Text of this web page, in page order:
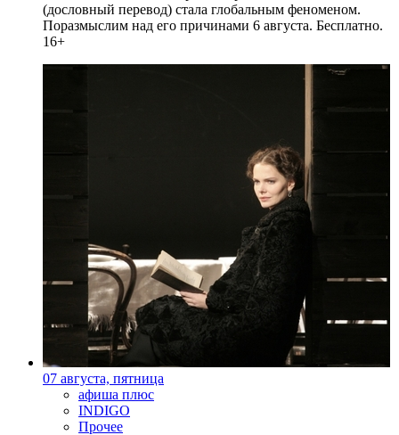
(дословный перевод) стала глобальным феноменом.
Поразмыслим над его причинами 6 августа. Бесплатно.
16+
07 августа, пятница
афиша плюс
INDIGO
Прочее